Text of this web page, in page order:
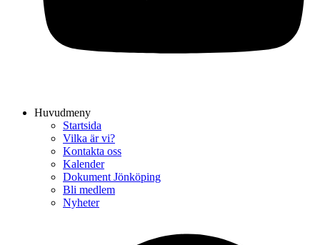
Huvudmeny
Startsida
Vilka är vi?
Kontakta oss
Kalender
Dokument Jönköping
Bli medlem
Nyheter